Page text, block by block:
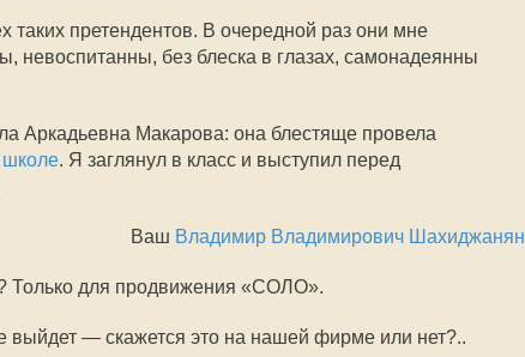
таких претендентов. В очередной раз они мне
невоспитанны, без блеска в глазах, самонадеянны
Аркадьевна Макарова: она блестяще провела
школе. Я заглянул в класс и выступил перед
Ваш Владимир Владимирович Шахиджанян
Только для продвижения «СОЛО».
выйдет — скажется это на нашей фирме или нет?..